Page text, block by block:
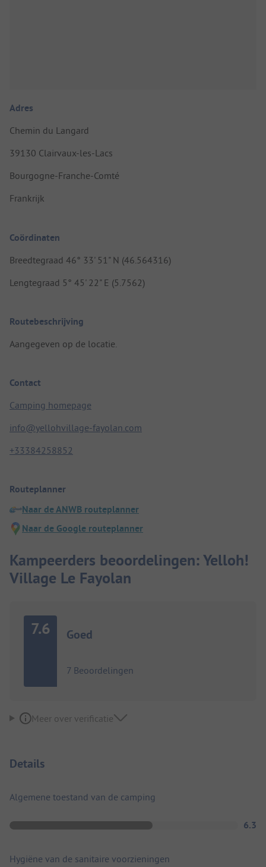
Adres
Chemin du Langard
39130 Clairvaux-les-Lacs
Bourgogne-Franche-Comté
Frankrijk
Coördinaten
Breedtegraad 46° 33' 51" N (46.564316)
Lengtegraad 5° 45' 22" E (5.7562)
Routebeschrijving
Aangegeven op de locatie.
Contact
Camping homepage
info@yellohvillage-fayolan.com
+33384258852
Routeplanner
Naar de ANWB routeplanner
Naar de Google routeplanner
Kampeerders beoordelingen: Yelloh!
Village Le Fayolan
7.6 Goed
7 Beoordelingen
Meer over verificatie
Details
Algemene toestand van de camping
6.3
Hygiëne van de sanitaire voorzieningen